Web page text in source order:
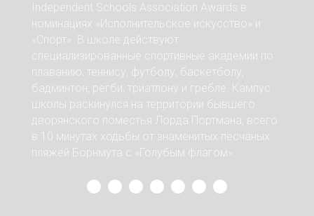
Independent Schools Association Awards в
номинациях «Исполнительское искусство» и
«Спорт». В школе действуют
специализированные спортивные академии по
плаванию, теннису, футболу, баскетболу,
бадминтон, регби, триатлону и гребле. Кампус
школы раскинулся на территории бывшего
дворянского поместья Лорда Портмана, всего
в 10 минутах ходьбы от знаменитых песчаных
пляжей Борнмута с «Голубым флагом».